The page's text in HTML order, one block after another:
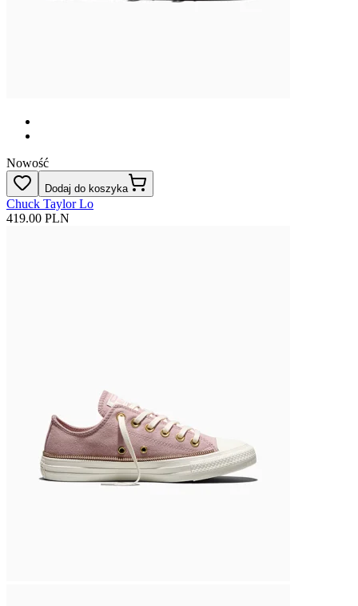
Nowość
Dodaj do koszyka
Chuck Taylor Lo
419.00 PLN